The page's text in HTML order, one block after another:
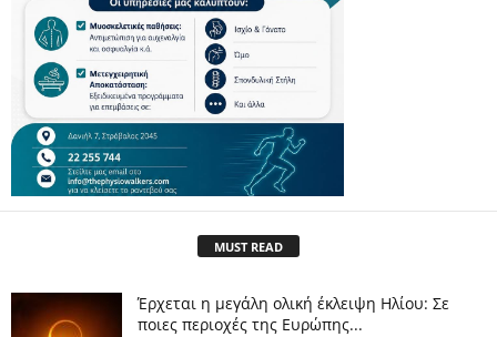
MUST READ
Έρχεται η μεγάλη ολική έκλειψη Ηλίου: Σε
ποιες περιοχές της Ευρώπης...